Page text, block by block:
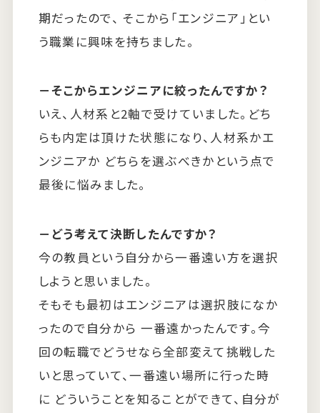
期だったので、 そこから「エンジニア」とい
う職業に興味を持ちました。
－そこからエンジニアに絞ったんですか？
いえ、人材系と2軸で受けていました。どち
らも内定は頂けた状態になり、人材系かエ
ンジニアか どちらを選ぶべきかという点で
最後に悩みました。
－どう考えて決断したんですか？
今の教員という自分から一番遠い方を選択
しようと思いました。
そもそも最初はエンジニアは選択肢になか
ったので自分から 一番遠かったんです。今
回の転職でどうせなら全部変えて挑戦した
いと思っていて、一番遠い場所に行った時
に どういうことを知ることができて、自分が